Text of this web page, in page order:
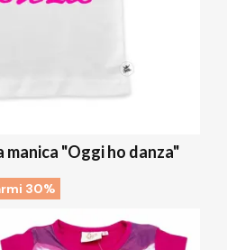
manica "Oggi ho danza"
30%